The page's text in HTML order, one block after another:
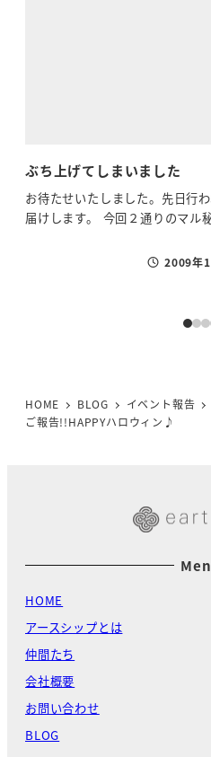
ぶち上げてしまいました
お待たせいたしました。先日行
届けします。 今回２通りのマ
投稿日2009年
HOME BLOG イベント報告
ご報告!!HAPPYハロウィン♪
HOME
アースシップとは
仲間たち
会社概要
お問い合わせ
BLOG